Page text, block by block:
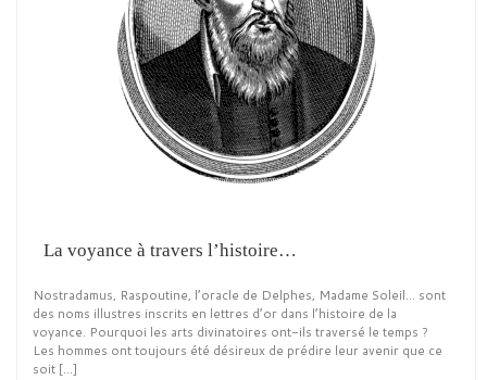
La voyance à travers l’histoire…
Nostradamus, Raspoutine, l’oracle de Delphes, Madame Soleil… sont
des noms illustres inscrits en lettres d’or dans l’histoire de la
voyance. Pourquoi les arts divinatoires ont-ils traversé le temps ?
Les hommes ont toujours été désireux de prédire leur avenir que ce
soit […]